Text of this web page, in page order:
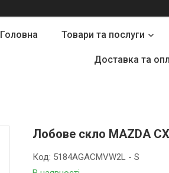
Головна Товари та послуги
Доставка та
Лобове скло MAZDA
Код: 5184AGACMVW2L - S